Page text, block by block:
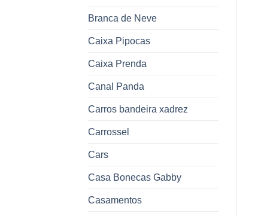
Branca de Neve
Caixa Pipocas
Caixa Prenda
Canal Panda
Carros bandeira xadrez
Carrossel
Cars
Casa Bonecas Gabby
Casamentos